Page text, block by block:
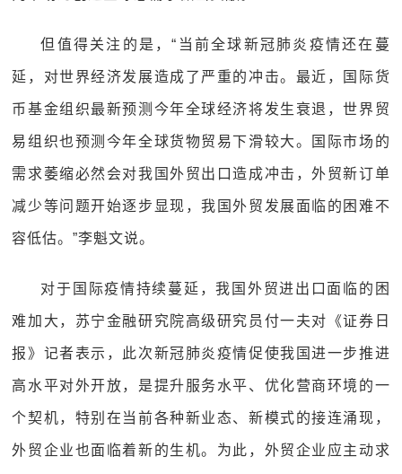
但值得关注的是，“当前全球新冠肺炎疫情还在蔓
延，对世界经济发展造成了严重的冲击。最近，国际货
币基金组织最新预测今年全球经济将发生衰退，世界贸
易组织也预测今年全球货物贸易下滑较大。国际市场的
需求萎缩必然会对我国外贸出口造成冲击，外贸新订单
减少等问题开始逐步显现，我国外贸发展面临的困难不
容低估。”李魁文说。
对于国际疫情持续蔓延，我国外贸进出口面临的困
难加大，苏宁金融研究院高级研究员付一夫对《证券日
报》记者表示，此次新冠肺炎疫情促使我国进一步推进
高水平对外开放，是提升服务水平、优化营商环境的一
个契机，特别在当前各种新业态、新模式的接连涌现，
外贸企业也面临着新的生机。为此，外贸企业应主动求